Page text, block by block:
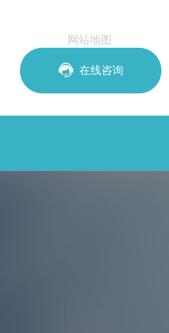
网站地图
 在线咨询